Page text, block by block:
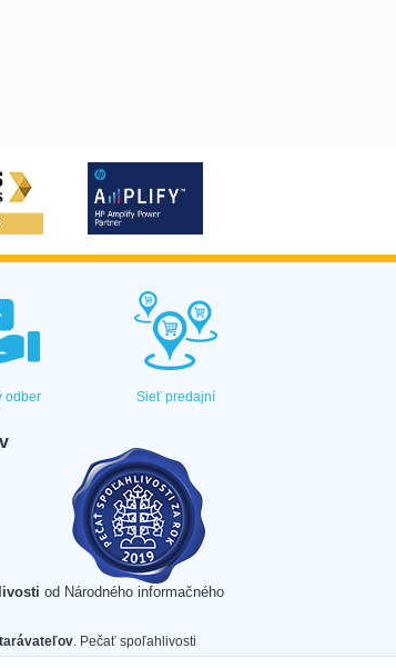
odber Sieť predajní
od Národného informačného
. Pečať spoľahlivosti